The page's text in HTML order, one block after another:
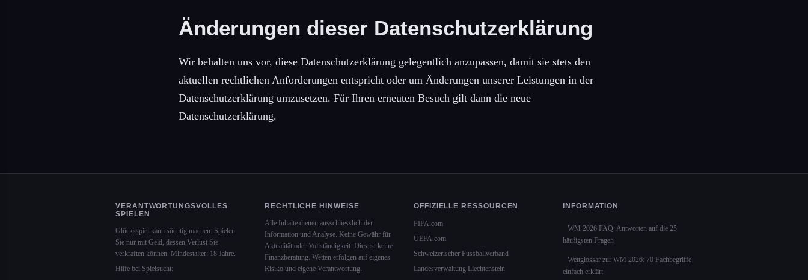
Änderungen dieser Datenschutzerklärung
Wir behalten uns vor, diese Datenschutzerklärung gelegentlich anzupassen, damit sie stets den
aktuellen rechtlichen Anforderungen entspricht oder um Änderungen unserer Leistungen in der
Datenschutzerklärung umzusetzen. Für Ihren erneuten Besuch gilt dann die neue
Datenschutzerklärung.
VERANTWORTUNGSVOLLES
SPIELEN
Glücksspiel kann süchtig machen. Spielen
Sie nur mit Geld, dessen Verlust Sie
verkraften können. Mindestalter: 18 Jahre.
Hilfe bei Spielsucht:
RECHTLICHE HINWEISE
Alle Inhalte dienen ausschliesslich der
Information und Analyse. Keine Gewähr für
Aktualität oder Vollständigkeit. Dies ist keine
Finanzberatung. Wetten erfolgen auf eigenes
Risiko und eigene Verantwortung.
OFFIZIELLE RESSOURCEN
FIFA.com
UEFA.com
Schweizerischer Fussballverband
Landesverwaltung Liechtenstein
INFORMATION
WM 2026 FAQ: Antworten auf die 25
häufigsten Fragen
Wettglossar zur WM 2026: 70 Fachbegriffe
einfach erklärt